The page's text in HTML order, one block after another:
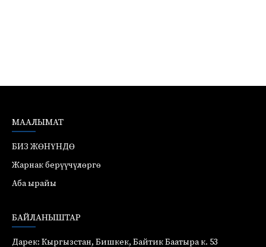
МААЛЫМАТ
БИЗ ЖӨНҮНДӨ
Жарнак берүүчүлөргө
Аба ырайы
БАЙЛАНЫШТАР
Дарек: Кыргызстан, Бишкек, Байтик Баатыра к. 53